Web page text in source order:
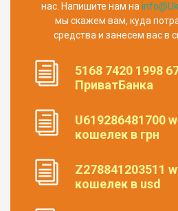
нас. Напишите нам на
мы скажем вам, куда
средства и занесем вас в
5168 7420 1998
ПриватБанка
U619286481700
кошелек в грн
Z278841203511
кошелек в usd